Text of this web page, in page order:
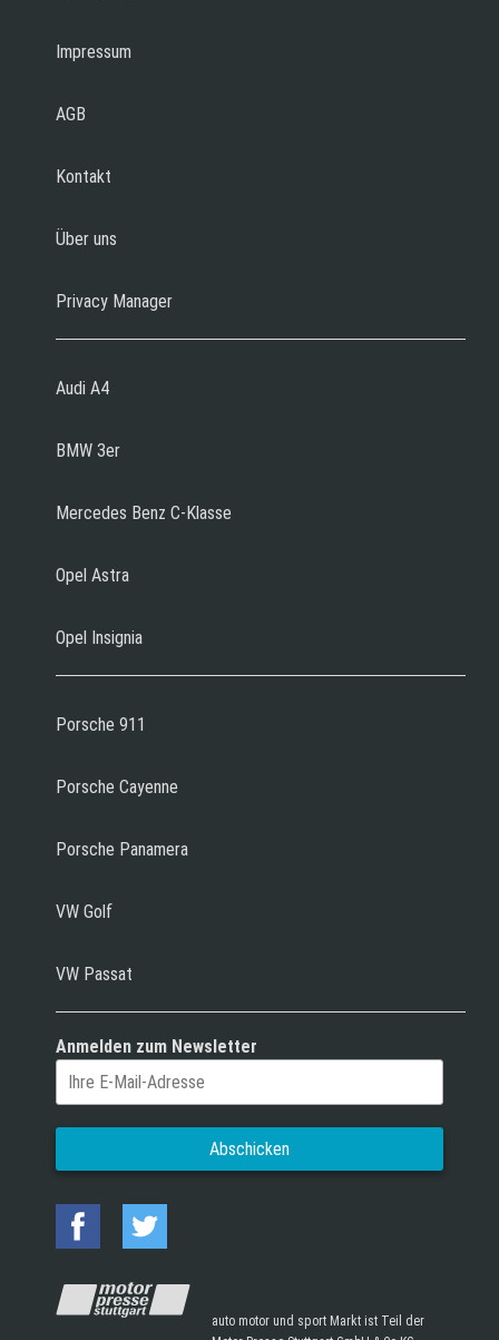
Impressum
AGB
Kontakt
Über uns
Privacy Manager
Audi A4
BMW 3er
Mercedes Benz C-Klasse
Opel Astra
Opel Insignia
Porsche 911
Porsche Cayenne
Porsche Panamera
VW Golf
VW Passat
Anmelden zum Newsletter
auto motor und sport Markt ist Teil der